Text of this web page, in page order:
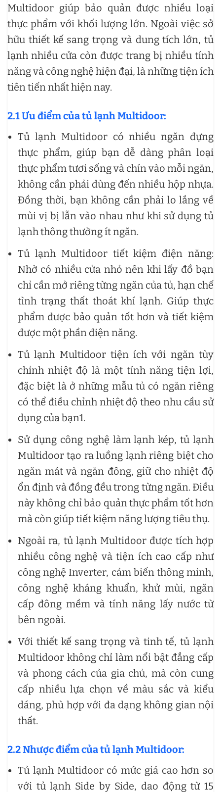
Multidoor giúp bảo quản được nhiều loại
thực phẩm với khối lượng lớn. Ngoài việc sở
hữu thiết kế sang trọng và dung tích lớn, tủ
lạnh nhiều cửa còn được trang bị nhiều tính
năng và công nghệ hiện đại, là những tiện ích
tiên tiến nhất hiện nay.
2.1 Ưu điểm của tủ lạnh Multidoor:
Tủ lạnh Multidoor có nhiều ngăn đựng
thực phẩm, giúp bạn dễ dàng phân loại
thực phẩm tươi sống và chín vào mỗi ngăn,
không cần phải dùng đến nhiều hộp nhựa.
Đồng thời, bạn không cần phải lo lắng về
mùi vị bị lẫn vào nhau như khi sử dụng tủ
lạnh thông thường ít ngăn.
Tủ lạnh Multidoor tiết kiệm điện năng:
Nhờ có nhiều cửa nhỏ nên khi lấy đồ bạn
chỉ cần mở riêng từng ngăn của tủ, hạn chế
tình trạng thất thoát khí lạnh. Giúp thực
phẩm được bảo quản tốt hơn và tiết kiệm
được một phần điện năng.
Tủ lạnh Multidoor tiện ích với ngăn tùy
chỉnh nhiệt độ là một tính năng tiện lợi,
đặc biệt là ở những mẫu tủ có ngăn riêng
có thể điều chỉnh nhiệt độ theo nhu cầu sử
dụng của bạn1.
Sử dụng công nghệ làm lạnh kép, tủ lạnh
Multidoor tạo ra luồng lạnh riêng biệt cho
ngăn mát và ngăn đông, giữ cho nhiệt độ
ổn định và đồng đều trong từng ngăn. Điều
này không chỉ bảo quản thực phẩm tốt hơn
mà còn giúp tiết kiệm năng lượng tiêu thụ.
Ngoài ra, tủ lạnh Multidoor được tích hợp
nhiều công nghệ và tiện ích cao cấp như
công nghệ Inverter, cảm biến thông minh,
công nghệ kháng khuẩn, khử mùi, ngăn
cấp đông mềm và tính năng lấy nước từ
bên ngoài.
Với thiết kế sang trọng và tinh tế, tủ lạnh
Multidoor không chỉ làm nổi bật đẳng cấp
và phong cách của gia chủ, mà còn cung
cấp nhiều lựa chọn về màu sắc và kiểu
dáng, phù hợp với đa dạng không gian nội
thất.
2.2 Nhược điểm của tủ lạnh Multidoor:
Tủ lạnh Multidoor có mức giá cao hơn so
với tủ lạnh Side by Side, dao động từ 15